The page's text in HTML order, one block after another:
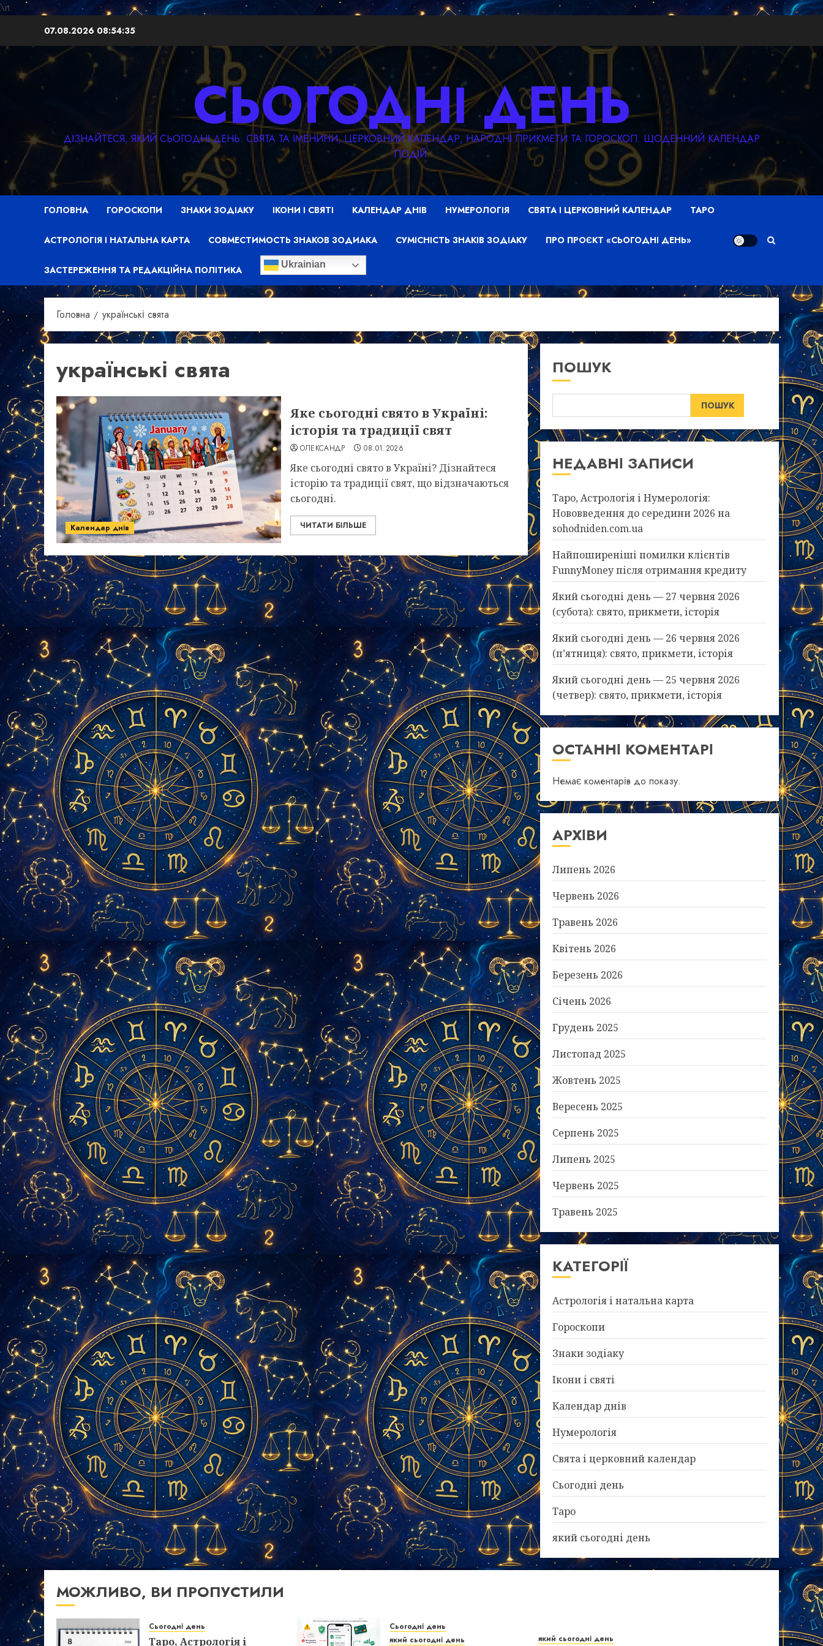
\n
вмісту
07.08.2026 08:54:36
СЬОГОДНІ ДЕНЬ
ДІЗНАЙТЕСЯ, ЯКИЙ СЬОГОДНІ ДЕНЬ: СВЯТА ТА ІМЕНИНИ, ЦЕРКОВНИЙ КАЛЕНДАР, НАРОДНІ ПРИКМЕТИ ТА ГОРОСКОП. ЩОДЕННИЙ КАЛЕНДАР
ПОДІЙ.
ГОЛОВНА ГОРОСКОПИ ЗНАКИ ЗОДІАКУ ІКОНИ І СВЯТІ КАЛЕНДАР ДНІВ НУМЕРОЛОГІЯ СВЯТА І ЦЕРКОВНИЙ КАЛЕНДАР ТАРО
АСТРОЛОГІЯ І НАТАЛЬНА КАРТА СОВМЕСТИМОСТЬ ЗНАКОВ ЗОДИАКА СУМІСНІСТЬ ЗНАКІВ ЗОДІАКУ ПРО ПРОЄКТ «СЬОГОДНІ ДЕНЬ»
ЗАСТЕРЕЖЕННЯ ТА РЕДАКЦІЙНА ПОЛІТИКА Ukrainian
Головна українські свята
українські свята
Календар днів
Яке сьогодні свято в Україні:
історія та традиції свят
ОЛЕКСАНДР 08.01.2026
Яке сьогодні свято в Україні? Дізнайтеся
історію та традиції свят, що відзначаються
сьогодні.
ЧИТАТИ БІЛЬШЕ
ПОШУК
ПОШУК
НЕДАВНІ ЗАПИСИ
Таро, Астрологія і Нумерологія:
Нововведення до середини 2026 на
sohodniden.com.ua
Найпоширеніші помилки клієнтів
FunnyMoney після отримання кредиту
Який сьогодні день — 27 червня 2026
(субота): свято, прикмети, історія
Який сьогодні день — 26 червня 2026
(п’ятниця): свято, прикмети, історія
Який сьогодні день — 25 червня 2026
(четвер): свято, прикмети, історія
ОСТАННІ КОМЕНТАРІ
Немає коментарів до показу.
АРХІВИ
Липень 2026
Червень 2026
Травень 2026
Квітень 2026
Березень 2026
Січень 2026
Грудень 2025
Листопад 2025
Жовтень 2025
Вересень 2025
Серпень 2025
Липень 2025
Червень 2025
Травень 2025
КАТЕГОРІЇ
Астрологія і натальна карта
Гороскопи
Знаки зодіаку
Ікони і святі
Календар днів
Нумерологія
Свята і церковний календар
Сьогодні день
Таро
який сьогодні день
МОЖЛИВО, ВИ ПРОПУСТИЛИ
Сьогодні день
Таро, Астрологія і
Сьогодні день
який сьогодні день
який сьогодні день